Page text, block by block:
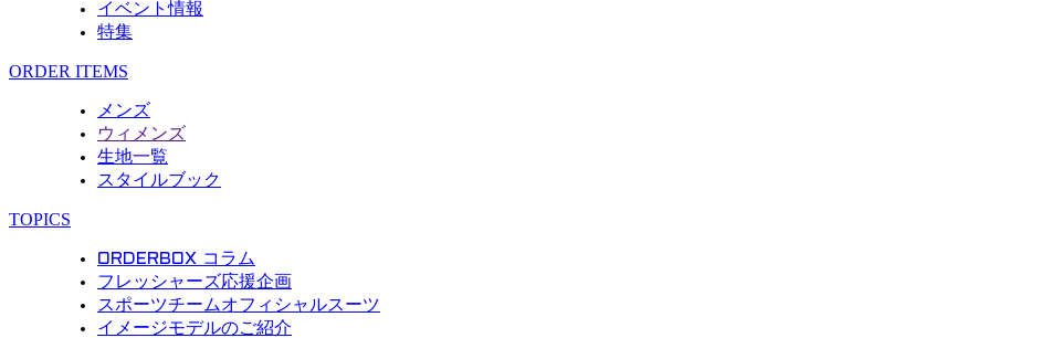
イベント情報
特集
ORDER ITEMS
メンズ
ウィメンズ
生地一覧
スタイルブック
TOPICS
ORDERBOX コラム
フレッシャーズ応援企画
スポーツチームオフィシャルスーツ
イメージモデルのご紹介